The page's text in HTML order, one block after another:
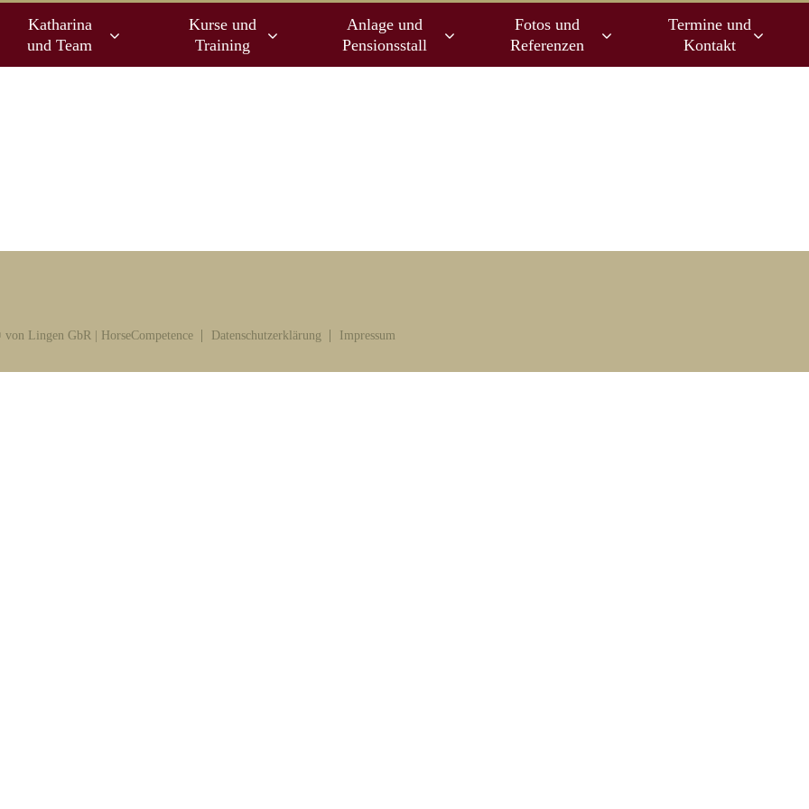
Katharina
und Team
Kurse und
Training
Anlage und
Pensionsstall
Fotos und
Referenzen
Termine und
Kontakt
von Lingen GbR | HorseCompetence Datenschutzerklärung Impressum